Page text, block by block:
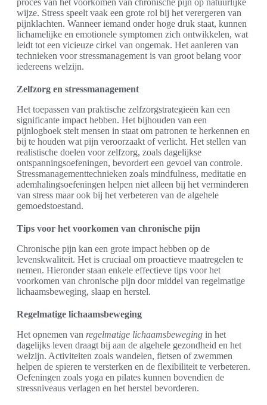
proces van het voorkomen van chronische pijn op natuurlijke
wijze. Stress speelt vaak een grote rol bij het verergeren van
pijnklachten. Wanneer iemand onder hoge druk staat, kunnen
lichamelijke en emotionele symptomen zich ontwikkelen, wat
leidt tot een vicieuze cirkel van ongemak. Het aanleren van
technieken voor stressmanagement is van groot belang voor
iedereens welzijn.
Zelfzorg en stressmanagement
Het toepassen van praktische zelfzorgstrategieën kan een
significante impact hebben. Het bijhouden van een
pijnlogboek stelt mensen in staat om patronen te herkennen en
bij te houden wat pijn veroorzaakt of verlicht. Het stellen van
realistische doelen voor zelfzorg, zoals dagelijkse
ontspanningsoefeningen, bevordert een gevoel van controle.
Stressmanagementtechnieken zoals mindfulness, meditatie en
ademhalingsoefeningen helpen niet alleen bij het verminderen
van stress maar ook bij het verbeteren van de algehele
gemoedstoestand.
Tips voor het voorkomen van chronische pijn
Chronische pijn kan een grote impact hebben op de
levenskwaliteit. Het is cruciaal om proactieve maatregelen te
nemen. Hieronder staan enkele effectieve tips voor het
voorkomen van chronische pijn door middel van regelmatige
lichaamsbeweging, slaap en herstel.
Regelmatige lichaamsbeweging
Het opnemen van regelmatige lichaamsbeweging in het
dagelijks leven draagt bij aan de algehele gezondheid en het
welzijn. Activiteiten zoals wandelen, fietsen of zwemmen
helpen de spieren te versterken en de flexibiliteit te verbeteren.
Oefeningen zoals yoga en pilates kunnen bovendien de
stressniveaus verlagen en het herstel bevorderen.